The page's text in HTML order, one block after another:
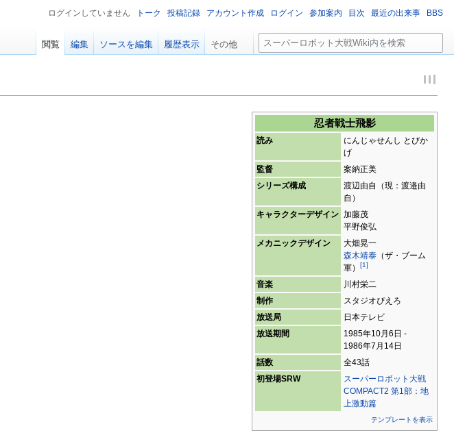
忍者戦士飛影
読み
にんじゃせんし とびか
げ
監督
案納正美
シリーズ構成
渡辺由自（現：渡邉由
自）
キャラクターデザイン 加藤茂
平野俊弘
メカニックデザイン
大畑晃一
森木靖泰 （ザ・ブーム
軍）[1]
音楽
川村栄二
制作
スタジオぴえろ
放送局
日本テレビ
放送期間
1985年10月6日 -
1986年7月14日
話数
全43話
初登場SRW
スーパーロボット大戦
COMPACT2 第1部：地
上激動篇
テンプレートを表示
ログインしていません トーク 投稿記録 アカウント作成 ログイン 参加案内 目次 最近の出来事 BBS
閲覧 編集 ソースを編集 履歴表示 その他
検
索